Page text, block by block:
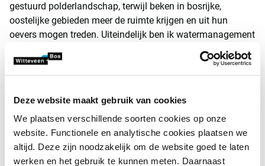
Deze website maakt gebruik van cookies
We plaatsen verschillende soorten cookies op onze
website. Functionele en analytische cookies plaatsen we
altijd. Deze zijn noodzakelijk om de website goed te laten
werken en het gebruik te kunnen meten. Daarnaast
gestuurd polderlandschap, terwijl beken in bosrijke,
oostelijke gebieden meer de ruimte krijgen en uit hun
oevers mogen treden. Uiteindelijk ben ik watermanagement
gaan studeren aan de Hogeschool Rotterdam. Ik bleek het
technische aspect en de diversiteit van watermanagement
in verschillende gebieden het leukst te vinden. Daarom
Prosperpolder Zuid
‘Bij een technisch ontwerp voor een beekverlegging – om
een voorbeeld te geven – komt heel wat kijken. De